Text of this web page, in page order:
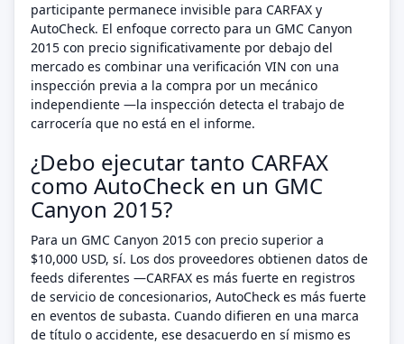
participante permanece invisible para CARFAX y
AutoCheck. El enfoque correcto para un GMC Canyon
2015 con precio significativamente por debajo del
mercado es combinar una verificación VIN con una
inspección previa a la compra por un mecánico
independiente —la inspección detecta el trabajo de
carrocería que no está en el informe.
¿Debo ejecutar tanto CARFAX
como AutoCheck en un GMC
Canyon 2015?
Para un GMC Canyon 2015 con precio superior a
$10,000 USD, sí. Los dos proveedores obtienen datos de
feeds diferentes —CARFAX es más fuerte en registros
de servicio de concesionarios, AutoCheck es más fuerte
en eventos de subasta. Cuando difieren en una marca
de título o accidente, ese desacuerdo en sí mismo es